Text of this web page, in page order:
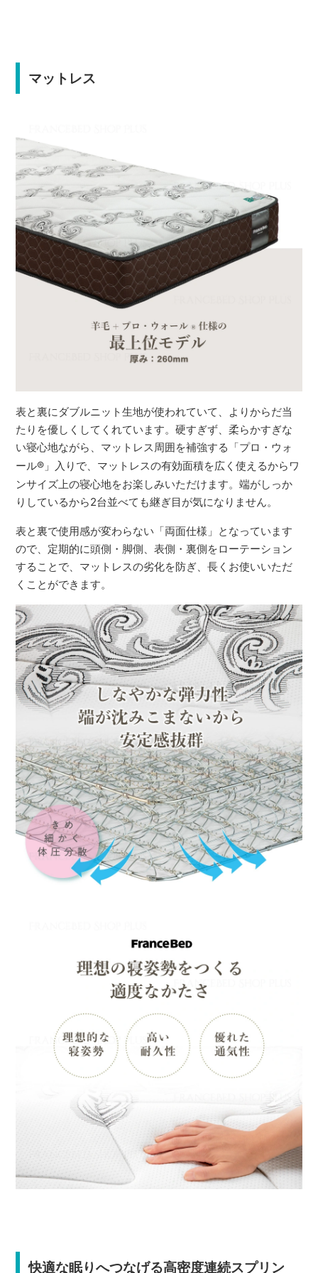
マットレス
表と裏にダブルニット生地が使われていて、よりからだ当
たりを優しくしてくれています。硬すぎず、柔らかすぎな
い寝心地ながら、マットレス周囲を補強する「プロ・ウォ
ール® 」入りで、マットレスの有効面積を広く使えるからワ
ンサイズ上の寝心地をお楽しみいただけます。端がしっか
りしているから2台並べても継ぎ目が気になりません。
表と裏で使用感が変わらない「両面仕様」となっています
ので、定期的に頭側・脚側、表側・裏側をローテーション
することで、マットレスの劣化を防ぎ、長くお使いいただ
くことができます。
快適な眠りへつなげる高密度連続スプリン